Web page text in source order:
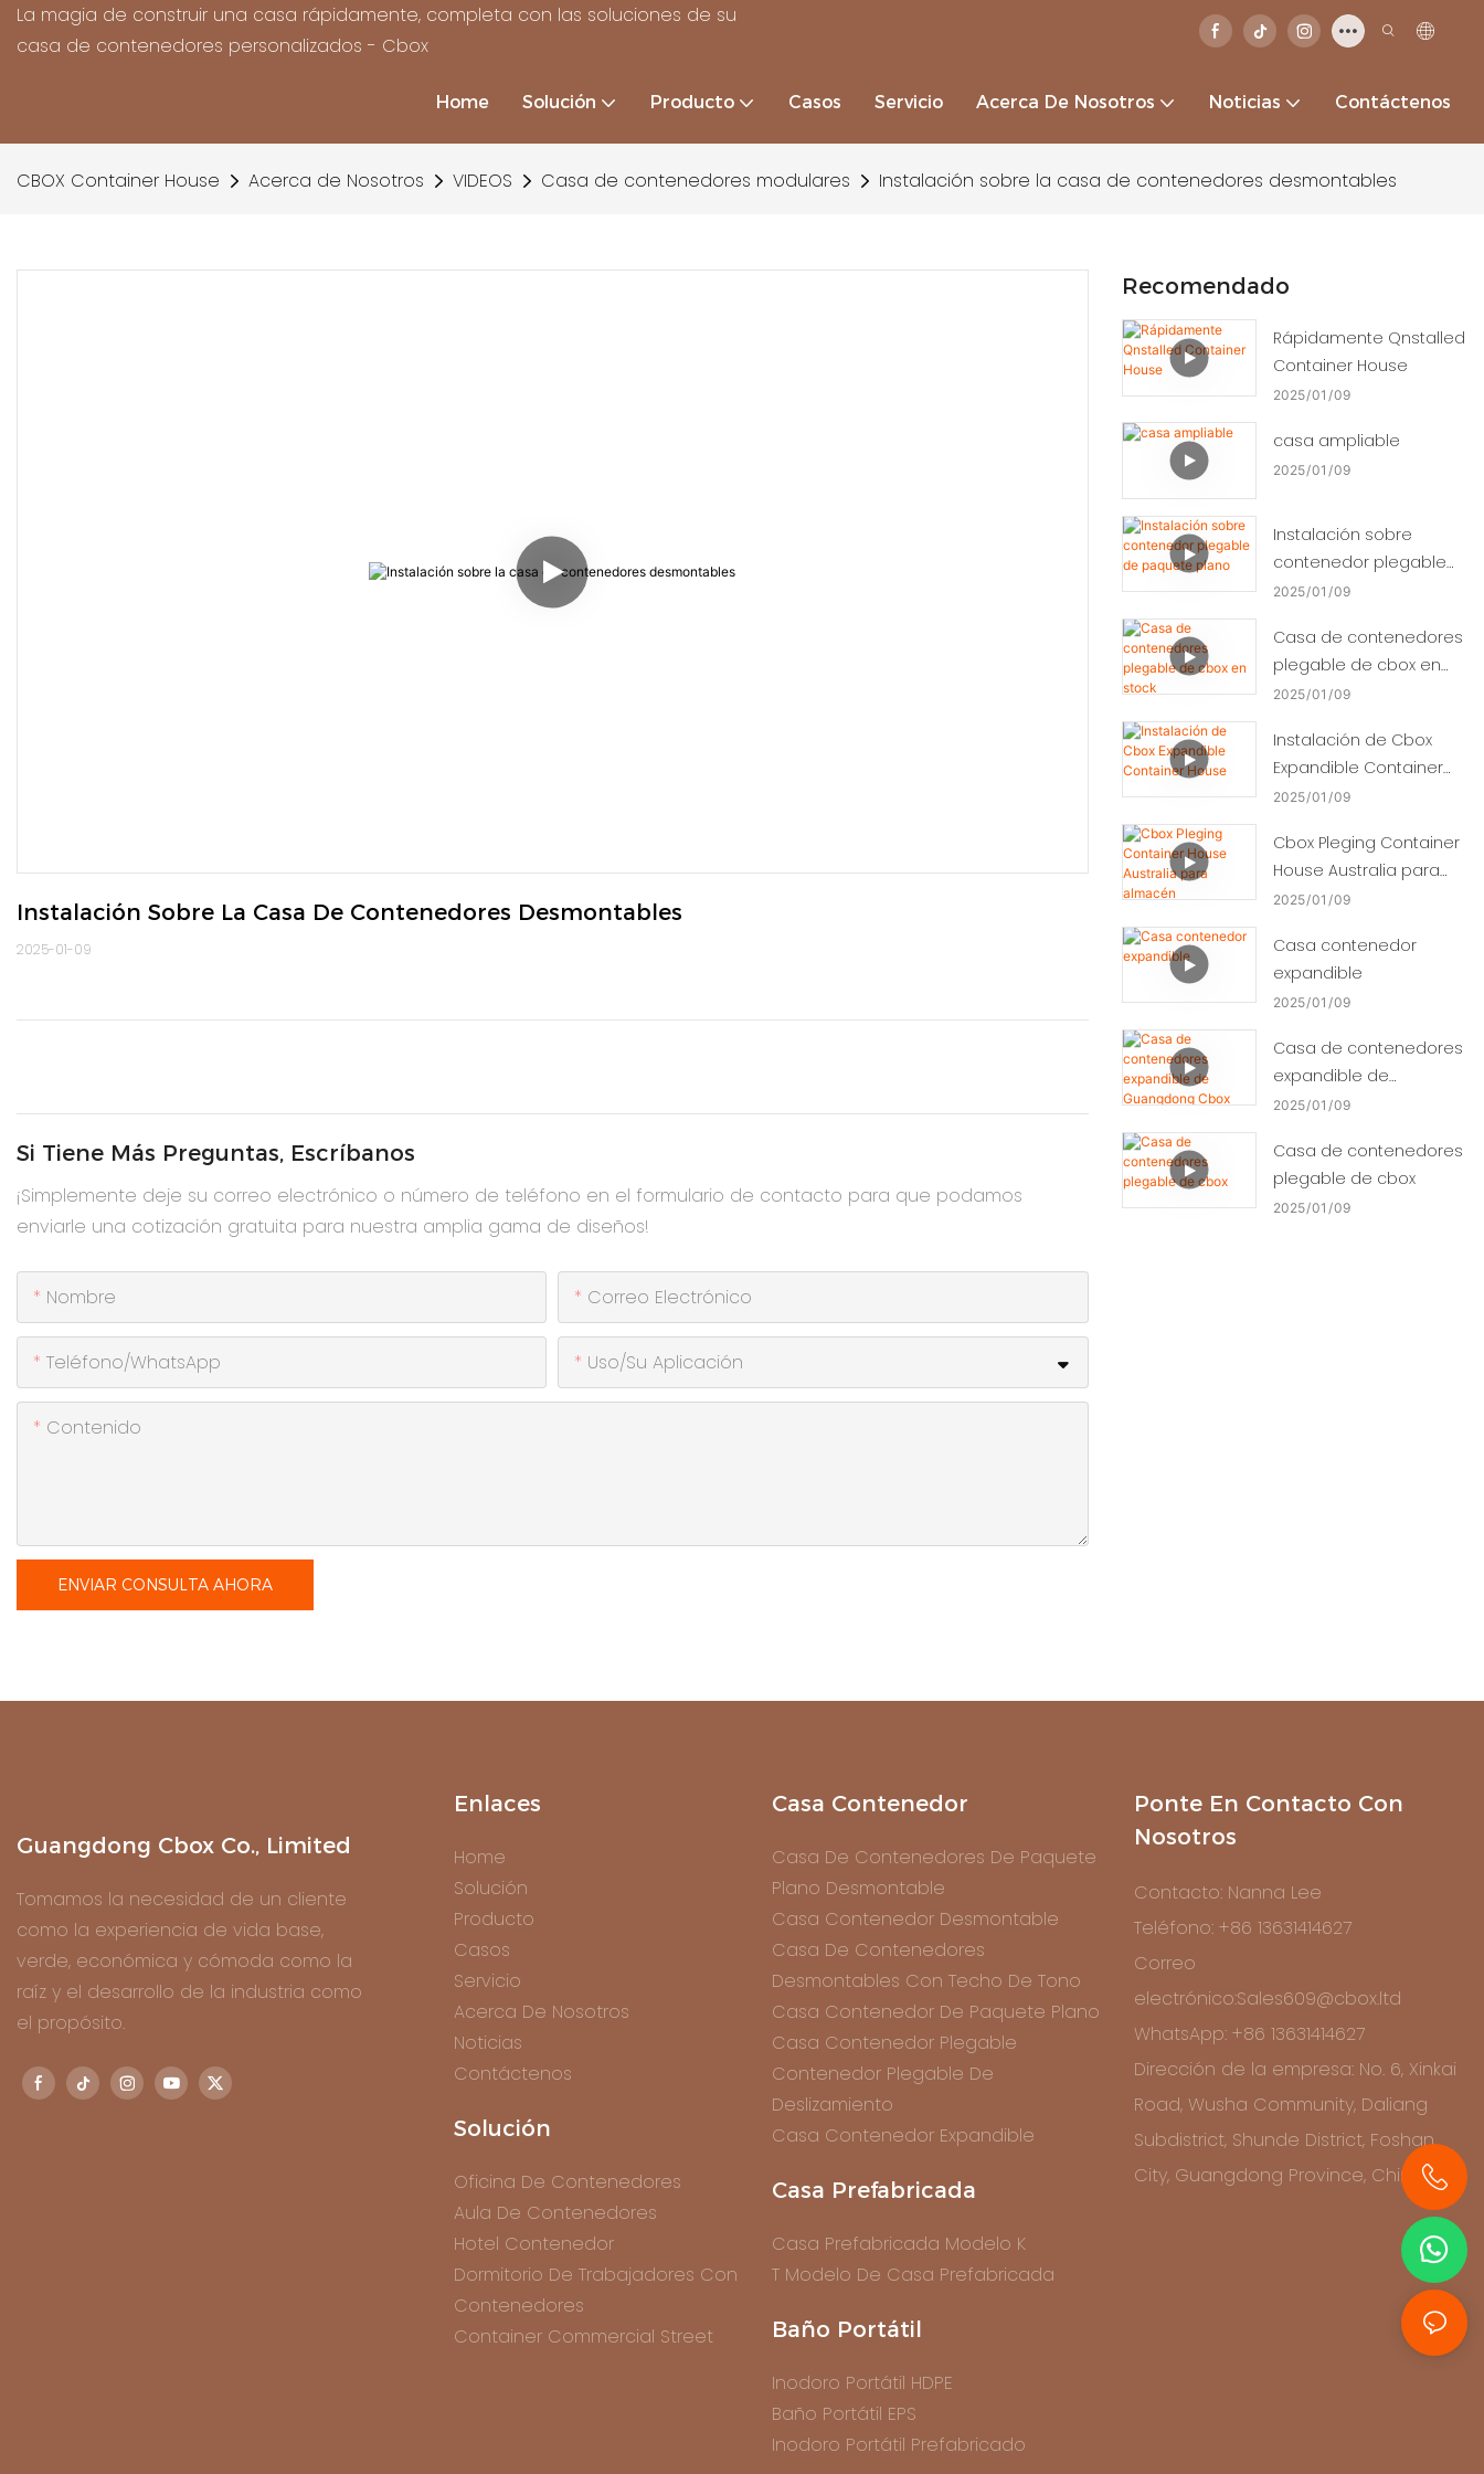
La magia de construir una casa rápidamente, completa con las soluciones de su
casa de contenedores personalizados - Cbox
Home Solución Producto Casos Servicio Acerca De Nosotros Noticias Contáctenos
CBOX Container House Acerca de Nosotros VIDEOS Casa de contenedores modulares Instalación sobre la casa de contenedores desmontables
Instalación Sobre La Casa De Contenedores Desmontables
2025-01-09
Si Tiene Más Preguntas, Escríbanos
¡Simplemente deje su correo electrónico o número de teléfono en el formulario de contacto para que podamos
enviarle una cotización gratuita para nuestra amplia gama de diseños!
Nombre Correo Electrónico
Teléfono/WhatsApp Uso/Su Aplicación
Contenido
ENVIAR CONSULTA AHORA
Recomendado
Rápidamente Qnstalled
Container House
2025 01 09
casa ampliable
2025 01 09
Instalación sobre
contenedor plegable
de paquete plano
2025 01 09
Casa de contenedores
plegable de cbox en
stock
2025 01 09
Instalación de Cbox
Expandible Container
House
2025 01 09
Cbox Pleging Container
House Australia para
almacén
2025 01 09
Casa contenedor
expandible
2025 01 09
Casa de contenedores
expandible de
Guangdong Cbox
2025 01 09
Casa de contenedores
plegable de cbox
2025 01 09
Guangdong Cbox Co., Limited
Tomamos la necesidad de un cliente
como la experiencia de vida base,
verde, económica y cómoda como la
raíz y el desarrollo de la industria como
el propósito.
Enlaces
Home
Solución
Producto
Casos
Servicio
Acerca De Nosotros
Noticias
Contáctenos
Solución
Oficina De Contenedores
Aula De Contenedores
Hotel Contenedor
Dormitorio De Trabajadores Con
Contenedores
Container Commercial Street
Casa Contenedor
Casa De Contenedores De Paquete
Plano Desmontable
Casa Contenedor Desmontable
Casa De Contenedores
Desmontables Con Techo De Tono
Casa Contenedor De Paquete Plano
Casa Contenedor Plegable
Contenedor Plegable De
Deslizamiento
Casa Contenedor Expandible
Casa Prefabricada
Casa Prefabricada Modelo K
T Modelo De Casa Prefabricada
Baño Portátil
Inodoro Portátil HDPE
Baño Portátil EPS
Inodoro Portátil Prefabricado
Ponte En Contacto Con
Nosotros
Contacto: Nanna Lee
Teléfono: +86 13631414627
Correo
electrónico:Sales609@cbox.ltd
WhatsApp: +86 13631414627
Dirección de la empresa: No. 6, Xinkai
Road, Wusha Community, Daliang
Subdistrict, Shunde District, Foshan
City, Guangdong Province, China